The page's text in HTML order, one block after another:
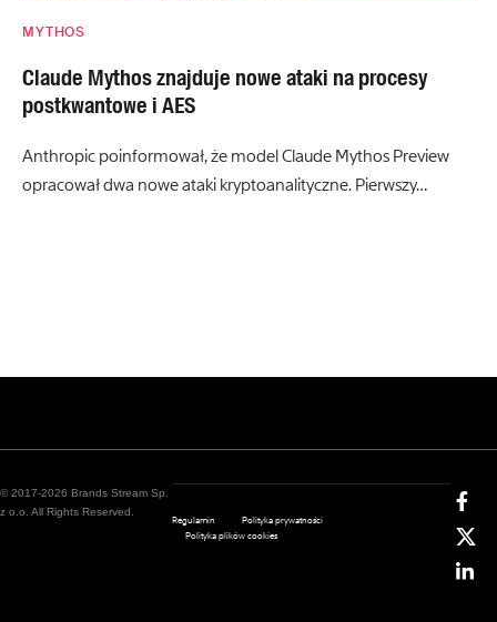
MYTHOS
Claude Mythos znajduje nowe ataki na procesy
postkwantowe i AES
Anthropic poinformował, że model Claude Mythos Preview
opracował dwa nowe ataki kryptoanalityczne. Pierwszy…
© 2017-2026 Brands Stream Sp.
z o.o. All Rights Reserved.
Regulamin
Polityka prywatności
Polityka plików cookies